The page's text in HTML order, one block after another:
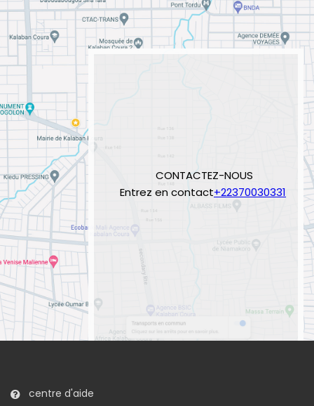
CONTACTEZ-NOUS
Entrez en contact+22370030331
centre d'aide